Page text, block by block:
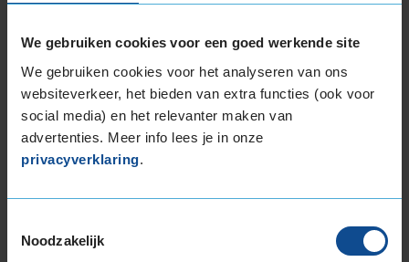
We gebruiken cookies voor een goed werkende site
We gebruiken cookies voor het analyseren van ons
websiteverkeer, het bieden van extra functies (ook voor
social media) en het relevanter maken van
advertenties. Meer info lees je in onze
privacyverklaring.
Noodzakelijk
205/50R16 87W
205/55R16 91V
205/55R16 91W
205/55R16 94V EXTRALOAD
205/60R16 92V
205/60R16 96V EXTRALOAD
205/65R16 95W
215/55R16 97W EXTRALOAD